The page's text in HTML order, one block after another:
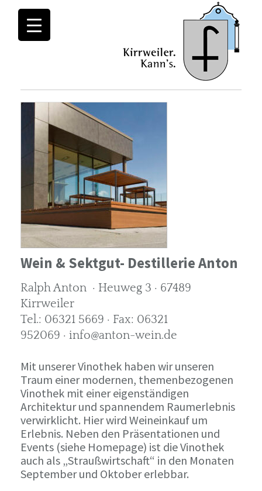
Wein & Sektgut- Destillerie Anton
Ralph Anton · Heuweg 3 · 67489
Kirrweiler
Tel.: 06321 5669 · Fax: 06321
952069 · info@anton-wein.de
Mit unserer Vinothek haben wir unseren
Traum einer modernen, themenbezogenen
Vinothek mit einer eigenständigen
Architektur und spannendem Raumerlebnis
verwirklicht. Hier wird Weineinkauf um
Erlebnis. Neben den Präsentationen und
Events (siehe Homepage) ist die Vinothek
auch als „Straußwirtschaft“ in den Monaten
September und Oktober erlebbar.